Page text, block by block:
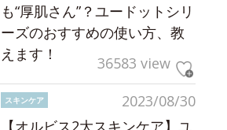
も“厚肌さん”？ユードットシリ
ーズのおすすめの使い方、教
えます！
36583 view
2023/08/30
スキンケア
【オルビス2大スキンケア】ユ